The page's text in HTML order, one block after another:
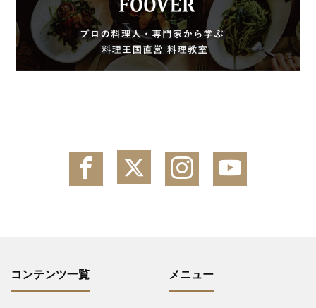
コンテンツ一覧 メニュー